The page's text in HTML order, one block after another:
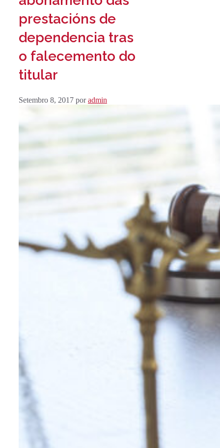
prestacións de
dependencia tras
o falecemento do
titular
Setembro 8, 2017 poradmin